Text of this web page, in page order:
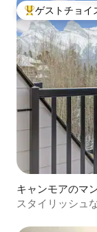
大好評のゲスト
ゲストチョイ
キャンモアのマ
スタイリッシュ